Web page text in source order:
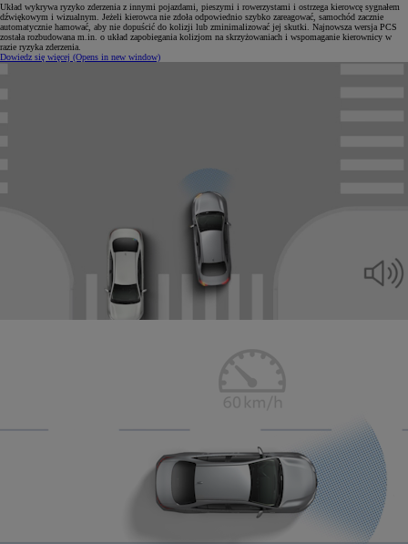
Układ wykrywa ryzyko zderzenia z innymi pojazdami, pieszymi i rowerzystami i ostrzega kierowcę sygnałem
dźwiękowym i wizualnym. Jeżeli kierowca nie zdoła odpowiednio szybko zareagować, samochód zacznie
automatycznie hamować, aby nie dopuścić do kolizji lub zminimalizować jej skutki. Najnowsza wersja PCS
została rozbudowana m.in. o układ zapobiegania kolizjom na skrzyżowaniach i wspomaganie kierownicy w
razie ryzyka zderzenia.
Dowiedz się więcej (Opens in new window)
0:05 / 0:15